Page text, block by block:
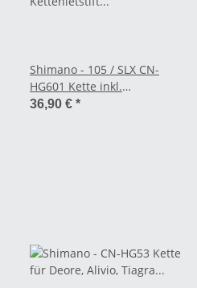
Shimano - 105 / SLX CN-
HG601 Kette inkl.
Kettenietstift 116 Glieder -
36,90 € *